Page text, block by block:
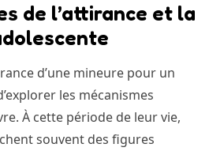
de l’attirance et la
d’une mineure pour un
les mécanismes
À cette période de leur vie,
souvent des figures